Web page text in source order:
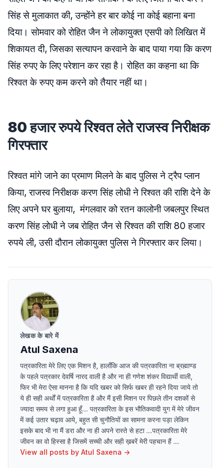
सिंह से मुलाकात की, उन्होंने हर बार कोई ना कोई बहाना बना
दिया। सोमवार को रोहित जैन ने लोकायुक्त एसपी को लिखित में
शिकायत दी, जिसका सत्यापन करवाने के बाद पाया गया कि करण
सिंह रुपए के लिए परेशान कर रहा है। रोहित का कहना था कि
रिश्वत के रुपए कम करने को तैयार नहीं था।
80 हजार रुपये रिश्वत लेते राजस्व निरीक्षक
गिरफ्तार
रिश्वत मांगे जाने का प्रमाण मिलने के बाद पुलिस ने ट्रैप प्लान
किया, राजस्व निरीक्षक करण सिंह लोधी ने रिश्वत की राशि देने के
लिए अपने घर बुलाया, मंगलवार को रतन कालोनी जबलपुर स्थित
करण सिंह लोधी ने जब रोहित जैन से रिश्वत की राशि 80 हजार
रुपये ली, उसी दौरान लोकायुक्त पुलिस ने गिरफ्तार कर लिया।
लेखक के बारे में
Atul Saxena
पत्रकारिता मेरे लिए एक मिशन है, हालाँकि आज की पत्रकारिता ना ब्रह्माण्ड
के पहले पत्रकार देवर्षि नारद वाली है और ना ही गणेश शंकर विद्यार्थी वाली,
फिर भी मेरा ऐसा मानना है कि यदि खबर को सिर्फ खबर ही रहने दिया जाये तो
ये ही सही अर्थों में पत्रकारिता है और मैं इसी मिशन पर पिछले तीन दशकों से
ज्यादा समय से लगा हुआ हूँ.... पत्रकारिता के इस भौतिकवादी युग में मेरे जीवन
में कई उतार चढ़ाव आये, बहुत सी चुनौतियों का सामना करना पड़ा लेकिन
इसके बाद भी ना मैं डरा और ना ही अपने रास्ते से हटा ....पत्रकारिता मेरे
जीवन का वो हिस्सा है जिसमें सच्ची और सही ख़बरें मेरी पहचान हैं ....
View all posts by Atul Saxena →